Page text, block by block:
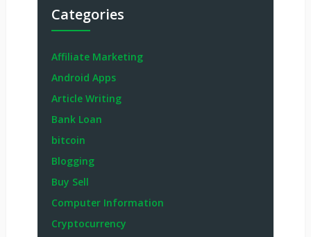
Categories
Affiliate Marketing
Android Apps
Article Writing
Bank Loan
bitcoin
Blogging
Buy Sell
Computer Information
Cryptocurrency